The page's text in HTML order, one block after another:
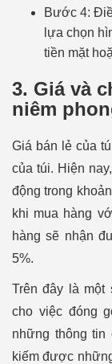
Bước 4:
lựa chọn
tiền mặt
3. Giá và
niêm
Giá bán lẻ của
của túi. Hiện
động trong
khi mua hàng
hàng sẽ nhận
5%.
Trên đây là một
cho việc đóng
những thông tin
kiếm được